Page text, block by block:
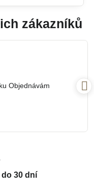
zákazníků
Objednávám
30 dní